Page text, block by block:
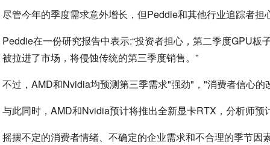
尽管今年的季度需求意外增长，但Peddie和其他行业追踪者
Peddie在一份研究报告中表示:“投资者担心，第二季度GPU
被拉进了市场，将侵蚀传统的第三季度销售。”
不过，AMD和Nvidia均预测第三季需求"强劲"，"消费者信心
与此同时，AMD和Nvidia预计将推出全新显卡RTX，分析师
摇摆不定的消费者情绪、不确定的企业需求和不合理的季节